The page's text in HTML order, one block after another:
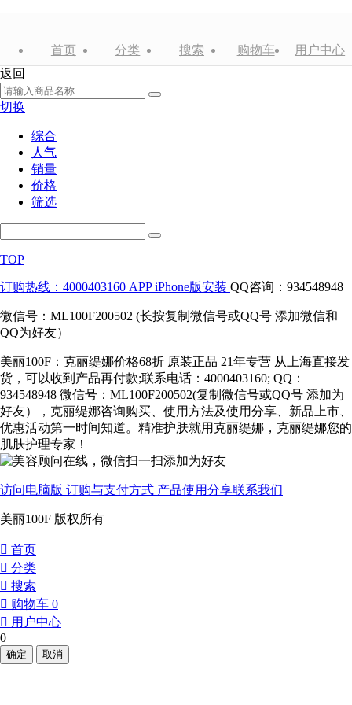
首页 分类 搜索 购物车
用户中心
返回
切换
综合
人气
销量
价格
筛选
TOP
订购热线：4000403160 APP iPhone版安装 QQ咨询：934548948
微信号：ML100F200502 (长按复制微信号或QQ号 添加微信和
QQ为好友）
美丽100F：克丽缇娜价格68折 原装正品 21年专营 从上海直接发
货，可以收到产品再付款;联系电话：4000403160; QQ：
934548948 微信号：ML100F200502(复制微信号或QQ号 添加为
好友），克丽缇娜咨询购买、使用方法及使用分享、新品上市、
优惠活动第一时间知道。精准护肤就用克丽缇娜，克丽缇娜您的
肌肤护理专家！
访问电脑版 订购与支付方式 产品使用分享联系我们
美丽100F 版权所有
󰀁 首页
󰀂 分类
󰀃 搜索
󰀄 购物车 0
󰀅 用户中心
0
确定 取消